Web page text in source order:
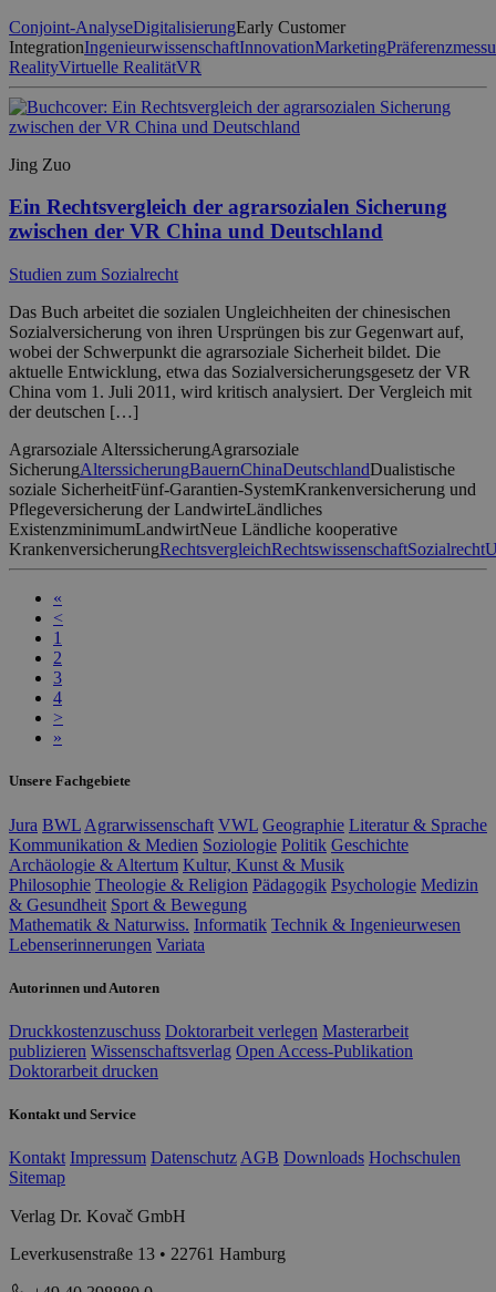
Conjoint-AnalyseDigitalisierungEarly Customer
IntegrationIngenieurwissenschaftInnovationMarketing
RealityVirtuelle RealitätVR
Jing Zuo
Ein Rechtsvergleich der agrarsozialen Sicherung
zwischen der VR China und Deutschland
Studien zum Sozialrecht
Das Buch arbeitet die sozialen Ungleichheiten der chinesischen
Sozialversicherung von ihren Ursprüngen bis zur Gegenwart auf,
wobei der Schwerpunkt die agrarsoziale Sicherheit bildet. Die
aktuelle Entwicklung, etwa das Sozialversicherungsgesetz der VR
China vom 1. Juli 2011, wird kritisch analysiert. Der Vergleich mit
der deutschen […]
Agrarsoziale AlterssicherungAgrarsoziale
SicherungAlterssicherungBauernChinaDeutschlandDualistische
soziale SicherheitFünf-Garantien-SystemKrankenversicherung und
Pflegeversicherung der LandwirteLändliches
ExistenzminimumLandwirtNeue Ländliche kooperative
KrankenversicherungRechtsvergleichRechtswissenschaftSozialrecht
«
<
1
2
3
4
>
»
Unsere Fachgebiete
Jura BWL Agrarwissenschaft VWL Geographie Literatur & Sprache
Kommunikation & Medien Soziologie Politik Geschichte
Archäologie & Altertum Kultur, Kunst & Musik
Philosophie Theologie & Religion Pädagogik Psychologie Medizin
& Gesundheit Sport & Bewegung
Mathematik & Naturwiss. Informatik Technik & Ingenieurwesen
Lebenserinnerungen Variata
Autorinnen und Autoren
Druckkostenzuschuss Doktorarbeit verlegen Masterarbeit
publizieren Wissenschaftsverlag Open Access-Publikation
Doktorarbeit drucken
Kontakt und Service
Kontakt Impressum Datenschutz AGB Downloads Hochschulen
Sitemap
Verlag Dr. Kovač GmbH
Leverkusenstraße 13 • 22761 Hamburg